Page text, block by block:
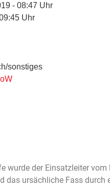
- 08:47 Uhr
Uhr
sonstiges
wurde der Einsatzleiter
das ursächliche Fass durch